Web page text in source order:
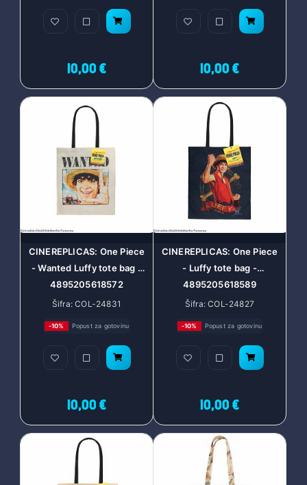
10,00 € 10,00 €
CINEREPLICAS: One Piece
- Wanted Luffy tote bag -
4895205618572
Šifra: COL-24831
-10% Popust za gotovinu
10,00 €
CINEREPLICAS: One Piece
- Luffy tote bag -
4895205618589
Šifra: COL-24827
-10% Popust za gotovinu
10,00 €